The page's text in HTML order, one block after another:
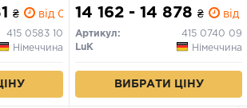
Q3, TT
ALTEA,
₴ від 0 дн.
415 0583 10
Німеччина
ступенева AUDI A3 SEAT
ALTEA, ALTEA XL, LEON,
TOLEDO III SKODA OCTAVIA
II, SUPERB II, YETI VW
14 162 - 14 878 ₴ від
Артикул:
415 0740 09
LuK
Німеччина
ВИБРАТИ ЦІНУ